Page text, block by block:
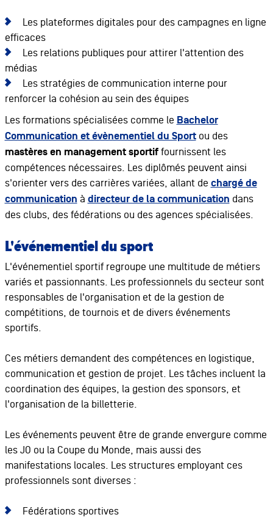
Les plateformes digitales pour des campagnes en ligne
efficaces
Les relations publiques pour attirer l'attention des
médias
Les stratégies de communication interne pour
renforcer la cohésion au sein des équipes
Les formations spécialisées comme le Bachelor
Communication et évènementiel du Sportou des
mastères en management sportiffournissent les
compétences nécessaires. Les diplômés peuvent ainsi
s'orienter vers des carrières variées, allant de chargé de
communication à directeur de la communication dans
des clubs, des fédérations ou des agences spécialisées.
L'événementiel du sport
L'événementiel sportif regroupe une multitude de métiers
variés et passionnants. Les professionnels du secteur sont
responsables de l'organisation et de la gestion de
compétitions, de tournois et de divers événements
sportifs.
Ces métiers demandent des compétences en logistique,
communication et gestion de projet. Les tâches incluent la
coordination des équipes, la gestion des sponsors, et
l'organisation de la billetterie.
Les événements peuvent être de grande envergure comme
les JO ou la Coupe du Monde, mais aussi des
manifestations locales. Les structures employant ces
professionnels sont diverses :
Fédérations sportives